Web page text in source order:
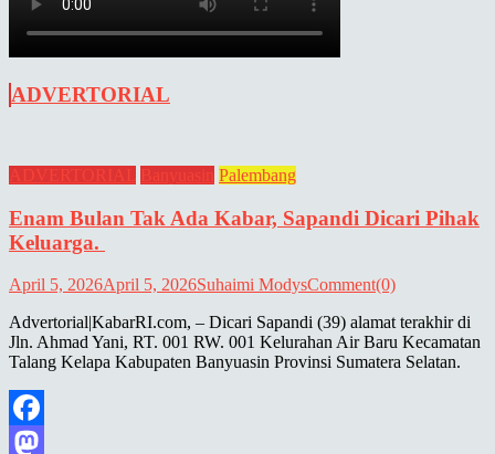
ADVERTORIAL
ADVERTORIAL Banyuasin Palembang
Enam Bulan Tak Ada Kabar, Sapandi Dicari Pihak
Keluarga.
April 5, 2026April 5, 2026Suhaimi ModysComment(0)
Advertorial|KabarRI.com, – Dicari Sapandi (39) alamat terakhir di
Jln. Ahmad Yani, RT. 001 RW. 001 Kelurahan Air Baru Kecamatan
Talang Kelapa Kabupaten Banyuasin Provinsi Sumatera Selatan.
Facebook